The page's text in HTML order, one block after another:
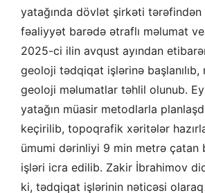
yatağında dövlət şirkəti
fəaliyyət barədə ətraflı məlumat
2025-ci ilin avqust ayından
geoloji tədqiqat işlərinə
geoloji məlumatlar təhlil olunub.
yatağın müasir metodlarla
keçirilib, topoqrafik xəritələr
ümumi dərinliyi 9 min metrə çatan
işləri icra edilib. Zakir İbrahimov
ki, tədqiqat işlərinin nəticəsi olaraq